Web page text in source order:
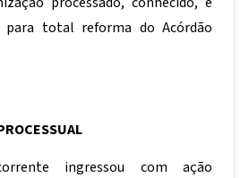
para total reforma do Acórdão
ingressou com ação